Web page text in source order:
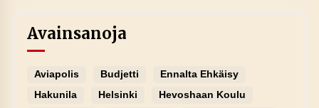
Avainsanoja
Aviapolis Budjetti
Ennalta Ehkäisy
Hakunila
Helsinki
Hevoshaan Koulu